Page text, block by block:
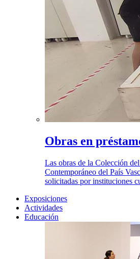
Obras en
Las obras de la Colección
Contemporáneo del País
solicitadas por instituciones
Exposiciones
Actividades
Educación